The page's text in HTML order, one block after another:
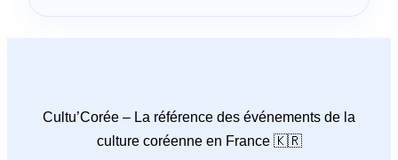
Cultu’Corée – La référence des événements de la
culture coréenne en France 🇰🇷